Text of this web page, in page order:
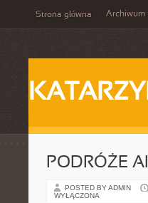
Strona główna Archiwum
PODRÓŻE
POSTED BY ADMIN
WYŁĄCZONA